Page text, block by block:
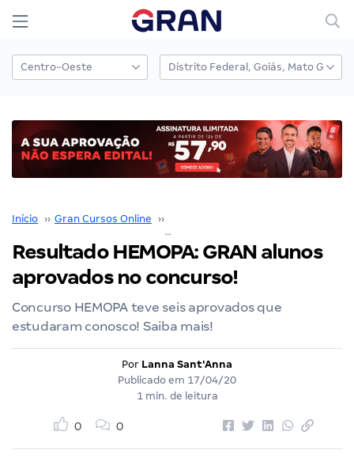
Início ›› Gran Cursos Online ››
Resultado HEMOPA: GRAN alunos
aprovados no concurso!
Concurso HEMOPA teve seis aprovados que
estudaram conosco! Saiba mais!
Por Lanna Sant'Anna
Publicado em 17/04/20
1 min. de leitura
0 0